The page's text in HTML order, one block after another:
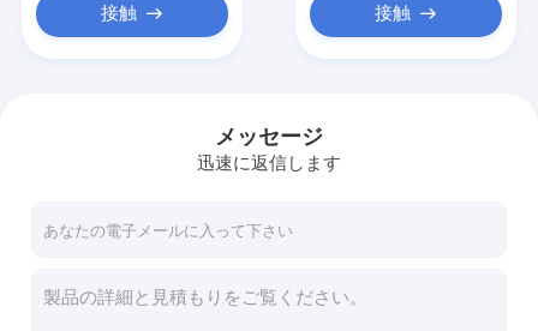
わたしたち に つい て
接触 接触
メッセージ
迅速に返信します